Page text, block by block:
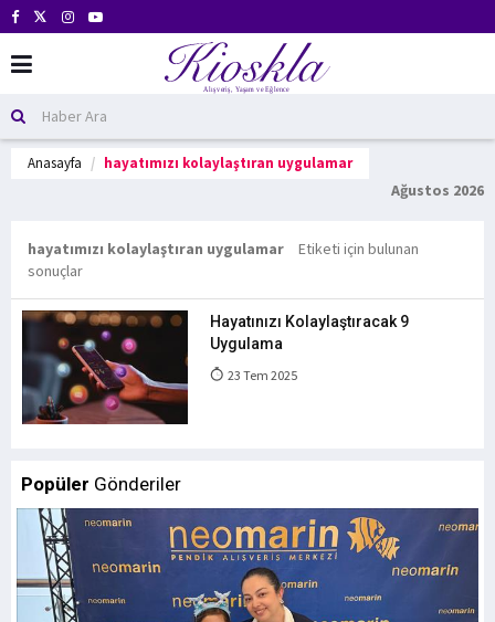
Anasayfa hayatımızı kolaylaştıran uygulamar
Ağustos 2026
hayatımızı kolaylaştıran uygulamar
Etiketi için bulunan
sonuçlar
Hayatınızı Kolaylaştıracak 9
Uygulama
23 Tem 2025
Popüler Gönderiler